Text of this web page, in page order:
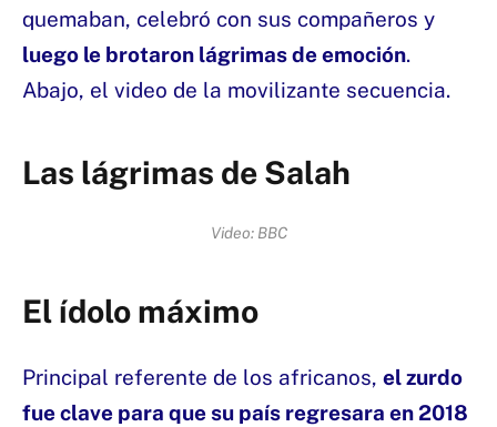
quemaban, celebró con sus compañeros y
luego le brotaron lágrimas de emoción.
Abajo, el video de la movilizante secuencia.
Las lágrimas de Salah
Video: BBC
El ídolo máximo
Principal referente de los africanos, el zurdo
fue clave para que su país regresara en 2018